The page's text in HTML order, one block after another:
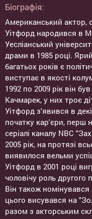
Біографія:
Американський актор,
Уітфорд народився в
Уесліанський
драми в 1985 році.
багатьох років є
виступає в якості
1992 по 2009 рік він
Качмарек, у них троє
Уітфорд з'явився в
початку кар'єри,
серіалі каналу NBC
2005 рік, на протязі
виявилося вельми
Уітфорд в 2001 році
чоловічу роль другого
Він також номінувався
цього висувався на
разом з акторським